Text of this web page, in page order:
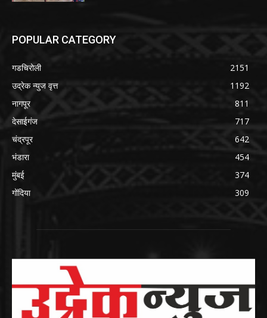
POPULAR CATEGORY
गडचिरोली
2151
उद्रेक न्युज वृत्त
1192
नागपूर
811
देसाईगंज
717
चंद्रपूर
642
भंडारा
454
मुंबई
374
गोंदिया
309